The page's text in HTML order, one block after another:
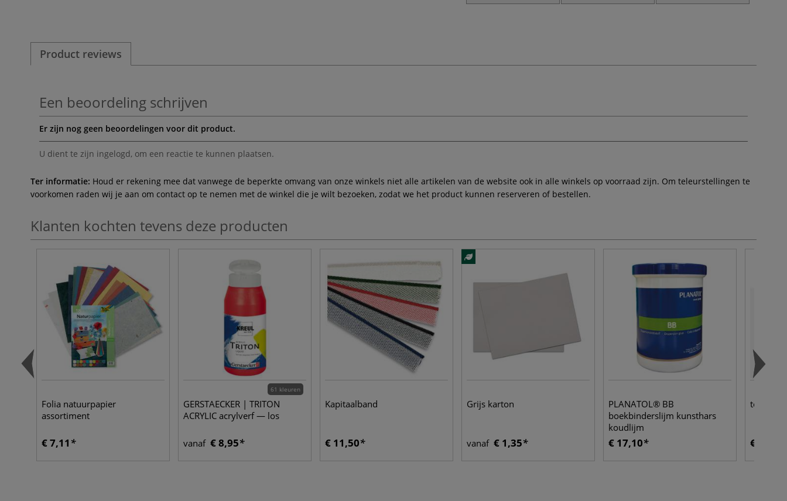
Product reviews
Een beoordeling schrijven
Er zijn nog geen beoordelingen voor dit product.
U dient te zijn ingelogd, om een reactie te kunnen plaatsen.
Ter informatie: Houd er rekening mee dat vanwege de beperkte omvang van onze winkels niet alle artikelen van de website ook in alle winkels op voorraad zijn. Om teleurstellingen te
voorkomen raden wij je aan om contact op te nemen met de winkel die je wilt bezoeken, zodat we het product kunnen reserveren of bestellen.
Klanten kochten tevens deze producten
Folia natuurpapier
assortiment
€ 7,11
61 kleuren
GERSTAECKER | TRITON
ACRYLIC acrylverf — los
vanaf € 8,95
Kapitaalband
€ 11,50
Grijs karton
vanaf € 1,35
PLANATOL® BB
boekbinderslijm kunsthars
koudlijm
€ 17,10 € 18,29